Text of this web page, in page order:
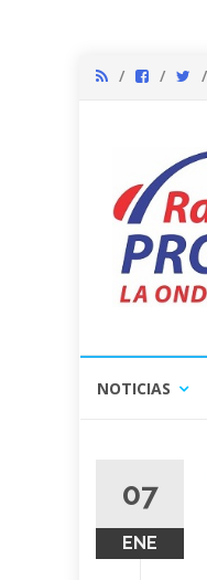
NOTICIAS
07
ENE